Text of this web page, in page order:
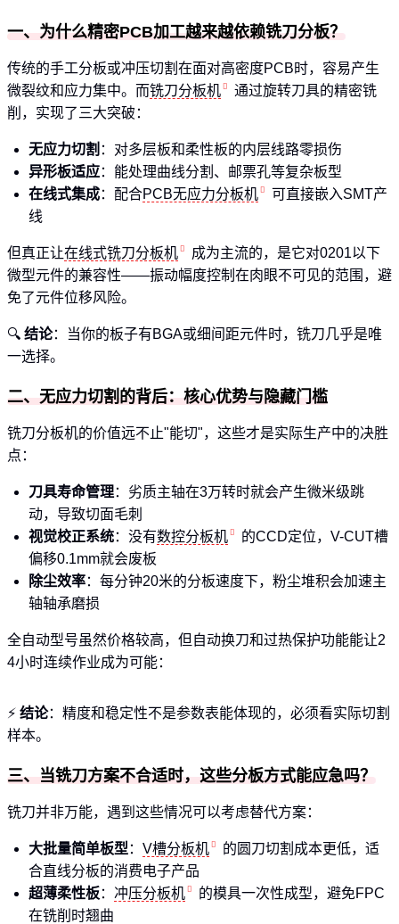
一、为什么精密PCB加工越来越依赖铣刀分板？
传统的手工分板或冲压切割在面对高密度PCB时，容易产生
微裂纹和应力集中。而铣刀分板机
通过旋转刀具的精密铣
削，实现了三大突破：
无应力切割 ：对多层板和柔性板的内层线路零损伤
异形板适应：能处理曲线分割、邮票孔等复杂板型
在线式集成：配合PCB无应力分板机
可直接嵌入SMT产
线
但真正让在线式铣刀分板机
成为主流的，是它对0201以下
微型元件的兼容性——振动幅度控制在肉眼不可见的范围，避
免了元件位移风险。
🔍 结论：当你的板子有BGA或细间距元件时，铣刀几乎是唯
一选择。
二、无应力切割的背后：核心优势与隐藏门槛
铣刀分板机的价值远不止"能切"，这些才是实际生产中的决胜
点：
刀具寿命管理：劣质主轴在3万转时就会产生微米级跳
动，导致切面毛刺
视觉校正系统：没有数控分板机
的CCD定位，V-CUT槽
偏移0.1mm就会废板
除尘效率：每分钟20米的分板速度下，粉尘堆积会加速主
轴轴承磨损
全自动型号虽然价格较高，但自动换刀和过热保护功能能让2
4小时连续作业成为可能：
⚡ 结论：精度和稳定性不是参数表能体现的，必须看实际切割
样本。
三、当铣刀方案不合适时，这些分板方式能应急吗？
铣刀并非万能，遇到这些情况可以考虑替代方案：
大批量简单板型 ： V槽分板机
的圆刀切割成本更低，适
合直线分板的消费电子产品
超薄柔性板： 冲压分板机
的模具一次性成型，避免FPC
在铣削时翘曲